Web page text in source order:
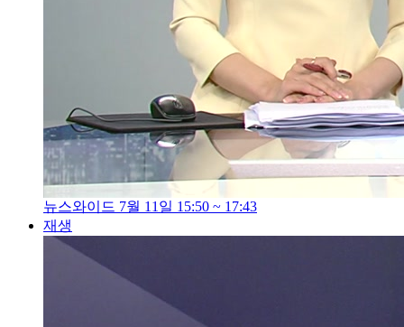
뉴스와이드 7월 11일 15:50 ~ 17:43
재생